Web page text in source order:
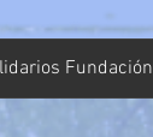
Fundación